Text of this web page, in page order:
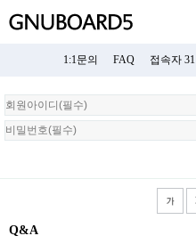
1:1문의 FAQ 접속자 31
회
원
로
Q&A